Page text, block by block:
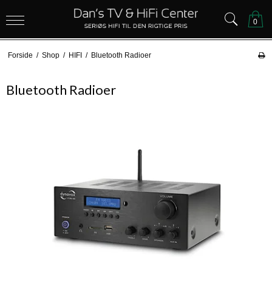
0
Forside / Shop / HIFI / Bluetooth Radioer
Bluetooth Radioer